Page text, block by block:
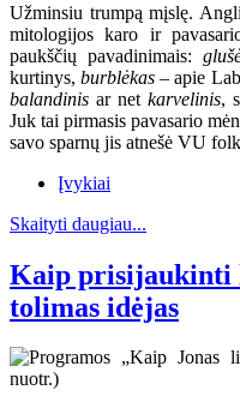
Užminsiu trumpą mįslę.
mitologijos karo ir
paukščių pavadinimais:
kurtinys,burblėkas– apie
balandinisar netkarvelinis,
Juk tai pirmasis pavasario
savo sparnų jis atnešė VU
Įvykiai
Skaityti daugiau...
Kaip prisijaukinti
tolimas idėjas